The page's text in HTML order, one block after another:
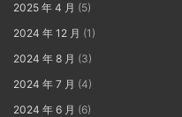
2025 年 4 月 (5)
2024 年 12 月 (1)
2024 年 8 月 (3)
2024 年 7 月 (4)
2024 年 6 月 (6)